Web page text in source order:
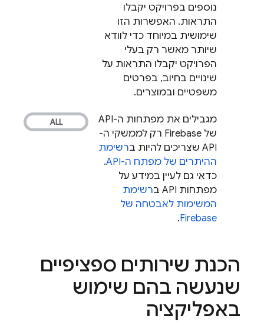
נוספים בפרויקט יקבלו
התראות. האפשרות הזו
שימושית במיוחד כדי לוודא
שיותר מאשר רק בעלי
הפרויקט יקבלו התראות על
שינויים בחיוב, בפרטים
משפטיים ובמוצרים.
מגבילים את מפתחות ה-API
של Firebase רק לממשקי ה-
API שצריכים להיות ב
רשימת
ההיתרים של מפתח ה-API
.
כדאי גם לעיין במידע על
מפתחות API ב
רשימת
המשימות לאבטחה של
Firebase
.
הכנת שירותים ספציפיים
שנעשה בהם שימוש
באפליקציה